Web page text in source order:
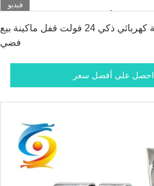
فيديو
قفل باب خزانة كهربائي ذكي 24 فولت قفل ماكينة بيع
فضي
احصل على أفضل سعر